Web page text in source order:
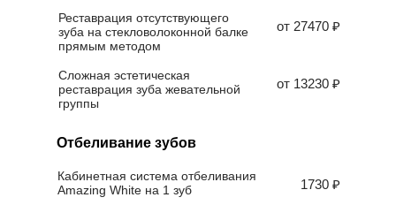
Сложная эстетическая
реставрация зуба жевательной
группы
Реставрация отсутствующего
зуба на стекловолоконной балке
прямым методом
от 13230 ₽
от 27470 ₽
Отбеливание зубов
Кабинетная система отбеливания
Amazing White на 1 зуб
1730 ₽